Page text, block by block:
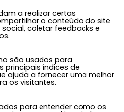
a realizar certas
o conteúdo do site
coletar feedbacks e
são usados para
principais índices de
ajuda a fornecer uma melhor
os visitantes.
para entender como os